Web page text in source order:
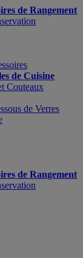
de Rangement
de Cuisine
Couteaux
de Verres
de Rangement